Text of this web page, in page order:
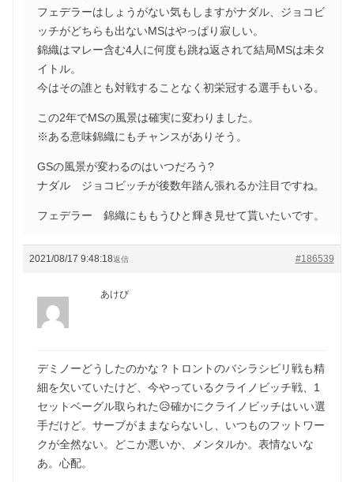
フェデラーはしょうがない気もしますがナダル、ジョコビ
ッチがどちらも出ないMSはやっぱり寂しい。
錦織はマレー含む4人に何度も跳ね返されて結局MSは未タ
イトル。
今はその誰とも対戦することなく初栄冠する選手もいる。
この2年でMSの風景は確実に変わりました。
※ある意味錦織にもチャンスがありそう。
GSの風景が変わるのはいつだろう?
ナダル ジョコビッチが後数年踏ん張れるか注目ですね。
フェデラー 錦織にももうひと輝き見せて貰いたいです。
2021/08/17 9:48:18 #186539
返信
あけび
デミノーどうしたのかな？トロントのバシラシビリ戦も精
細を欠いていたけど、今やっているクライノビッチ戦、1
セットベーグル取られた😥確かにクライノビッチはいい選
手だけど。サーブがままならないし、いつものフットワー
クが全然ない。どこか悪いか、メンタルか。表情ないな
あ。心配。